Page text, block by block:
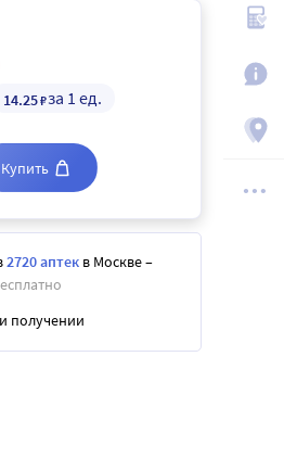
14.25₽за 1 ед.
Купить
2720 аптек в Москве–
получении